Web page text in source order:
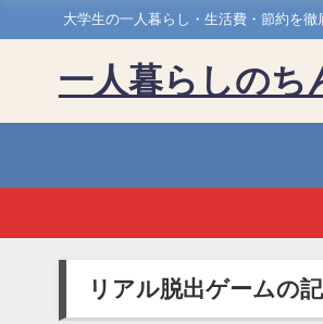
大学生の一人暮らし・生活費・節約を徹
一人暮らしのち
リアル脱出ゲームの